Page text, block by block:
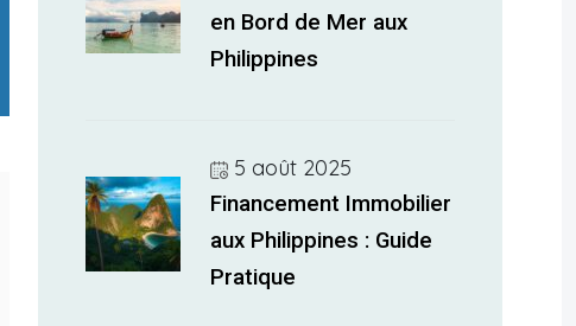
en Bord de Mer aux
Philippines
5 août 2025
Financement Immobilier
aux Philippines : Guide
Pratique